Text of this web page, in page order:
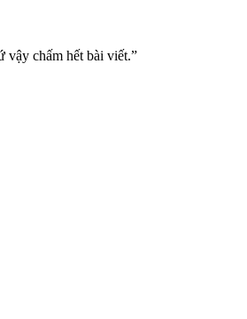
vậy chấm hết bài viết.”